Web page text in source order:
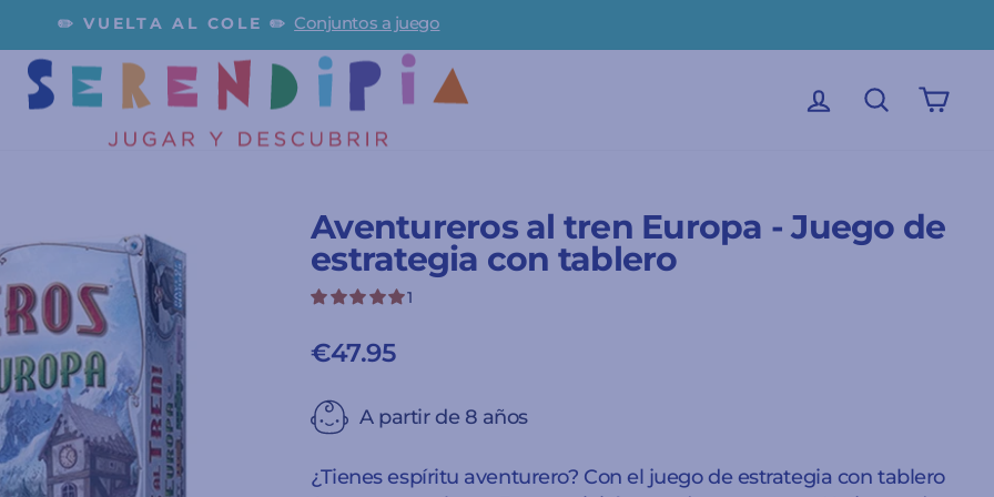
diapositivas
pausa
✏️ VUELTA AL COLE ✏️ Conjuntos a juego
INICIAR SESIÓN
BUSCAR
Aventureros al tren Europa - Juego de
estrategia con tablero
1
€47.95
A partir de 8 años
¿Tienes espíritu aventurero? Con el juego de estrategia con tablero